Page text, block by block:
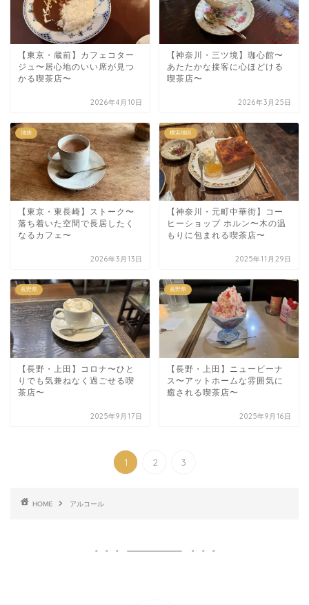
【東京・蔵前】カフェコター
ジュ〜居心地のいい席が見つ
かる喫茶店〜
2026年4月10日
【神奈川・三ツ境】珈心館〜
あたたかな接客に心ほどける
喫茶店〜
2026年3月25日
池袋
【東京・東長崎】ストーク〜
落ち着いた空間で長居したく
なるカフェ〜
2026年3月13日
横浜地区
【神奈川・元町中華街】コー
ヒーショップ ホルン〜木の温
もりに包まれる喫茶店〜
2025年11月29日
長野県
【長野・上田】コロナ〜ひと
りでも気兼ねなく過ごせる喫
茶店〜
2025年9月17日
長野県
【長野・上田】ニュービーナ
ス〜アットホームな雰囲気に
癒される喫茶店〜
2025年9月16日
1 2 3
HOME アルコール